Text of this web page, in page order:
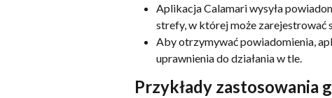
Aplikacja Calamari wysyła
strefy, w której może zarejestrować
Aby otrzymywać powiadomienia,
uprawnienia do działania w tle.
Przykłady zastosowania